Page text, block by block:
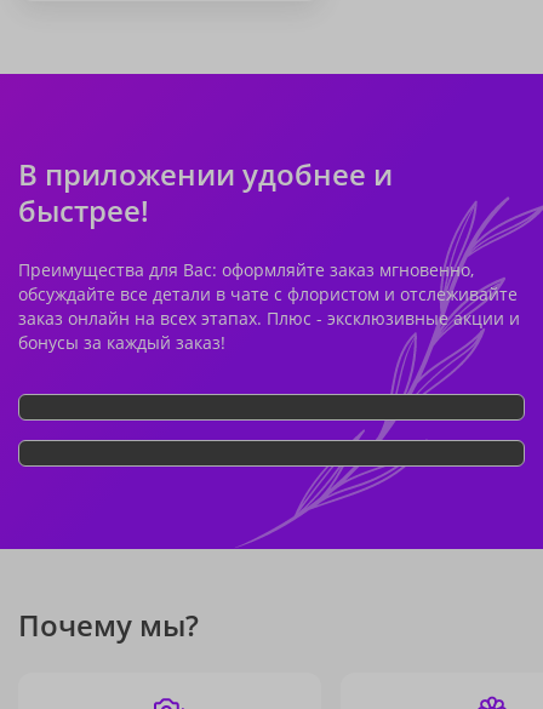
В приложении удобнее и
быстрее!
Преимущества для Вас: оформляйте заказ мгновенно,
обсуждайте все детали в чате с флористом и отслеживайте
заказ онлайн на всех этапах. Плюс - эксклюзивные акции и
бонусы за каждый заказ!
Почему мы?